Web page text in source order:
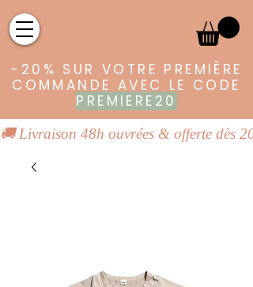
-20% SUR VOTRE PREMIÈRE
COMMANDE AVEC LE CODE
PREMIERE20
🚚 Livraison 48h ouvrées & offerte dès